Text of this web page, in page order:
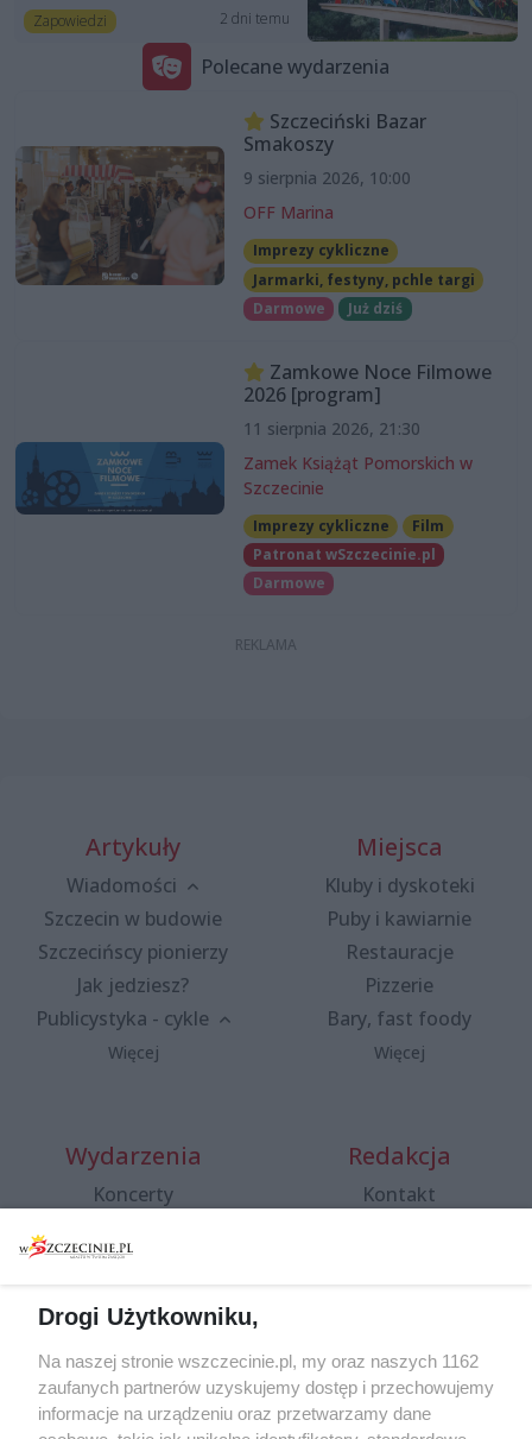
Zapowiedzi 2 dni temu
Polecane wydarzenia
Szczeciński Bazar
Smakoszy
9 sierpnia 2026, 10:00
OFF Marina
Imprezy cykliczne
Jarmarki, festyny, pchle targi
Darmowe
Już dziś
Zamkowe Noce Filmowe
2026 [program]
11 sierpnia 2026, 21:30
Zamek Książąt Pomorskich w
Szczecinie
Imprezy cykliczne
Film
Patronat wSzczecinie.pl
Darmowe
Artykuły
Wiadomości
Szczecin w budowie
Szczecińscy pionierzy
Jak jedziesz?
Publicystyka - cykle
Więcej
Miejsca
Kluby i dyskoteki
Puby i kawiarnie
Restauracje
Pizzerie
Bary, fast foody
Więcej
Wydarzenia
Koncerty
Spacery i oprowadzania
targi
Wernisaże
Więcej
Redakcja
Kontakt
Specjalny koncert z okazji
20. urodzin portalu
wSzczecinie.pl
Drogi Użytkowniku,
Na naszej stronie wszczecinie.pl, my oraz naszych 1162
zaufanych partnerów uzyskujemy dostęp i przechowujemy
informacje na urządzeniu oraz przetwarzamy dane